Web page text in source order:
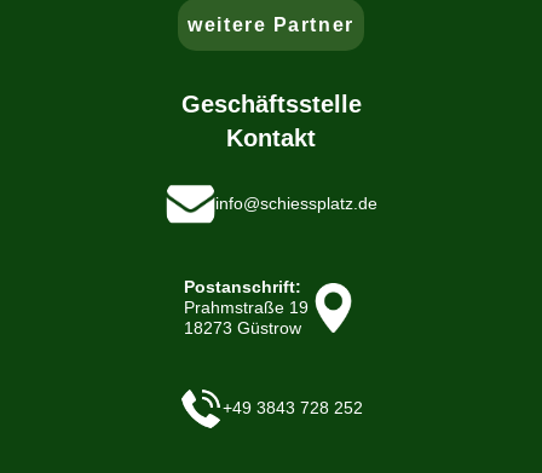
weitere Partner
Geschäftsstelle
Kontakt
info@schiessplatz.de
Postanschrift:
Prahmstraße 19
18273 Güstrow
+49 3843 728 252